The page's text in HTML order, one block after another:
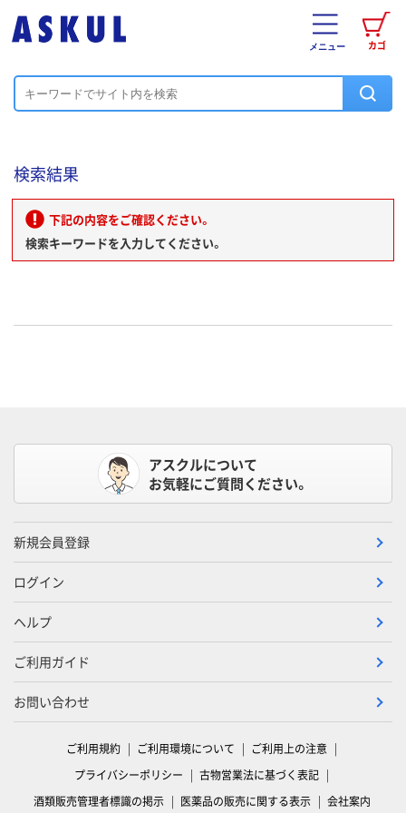
カゴ
メニュー
検索結果
下記の内容をご確認ください。
検索キーワードを入力してください。
アスクルについて
お気軽にご質問ください。
新規会員登録
ログイン
ヘルプ
ご利用ガイド
お問い合わせ
ご利用規約 ご利用環境について
ご利用上の注意
プライバシーポリシー
古物営業法に基づく表記
酒類販売管理者標識の掲示
医薬品の販売に関する表示 会社案内